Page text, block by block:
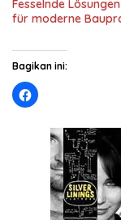
Fesselnde
für moderne
Bagikan ini: